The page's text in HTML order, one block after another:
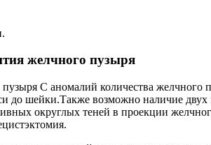
желчного пузыря
С аномалий количества желчного
до шейки.Также возможно наличие
округлых теней в проекции